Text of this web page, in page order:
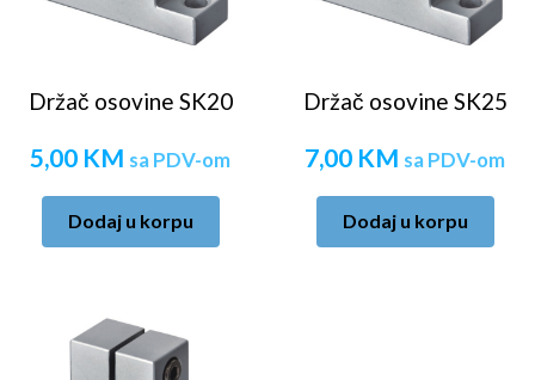
Držač osovine SK20
5,00 KM sa PDV-om
Dodaj u korpu
Držač osovine SK25
7,00 KM sa PDV-om
Dodaj u korpu